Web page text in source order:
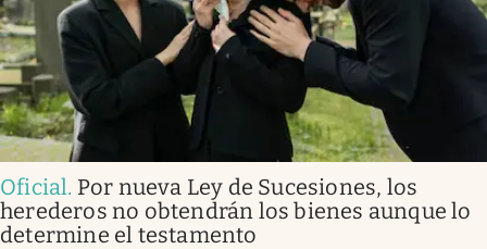
Oficial. Por nueva Ley de Sucesiones, los
herederos no obtendrán los bienes aunque lo
determine el testamento